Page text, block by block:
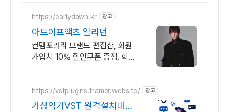
https://earlydawn.kr 광고
아트이프액츠 얼리던
컨템포러리 브랜드 편집샵, 회원
가입시 10% 할인쿠폰 증정, 회원
https://vstplugins.framer.website/ 광고
가상악기VST 원격설치대행